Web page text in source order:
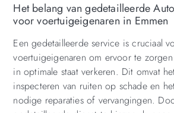
Het belang van gedetailleerde
voor voertuigeigenaren in Emmen
Een gedetailleerde service is cruciaal
voertuigeigenaren om ervoor te
in optimale staat verkeren. Dit omvat
inspecteren van ruiten op schade en
nodige reparaties of vervangingen.